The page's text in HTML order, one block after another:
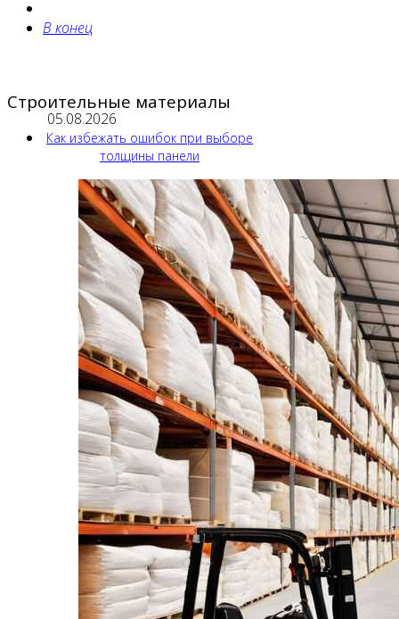
В конец
Строительные материалы
05.08.2026
Как избежать ошибок при выборе
толщины панели